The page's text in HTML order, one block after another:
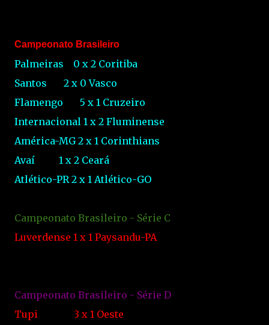
Campeonato Brasileiro
Palmeiras 0 x 2 Coritiba
Santos
2 x 0 Vasco
Flamengo
5 x 1 Cruzeiro
Internacional 1 x 2 Fluminense
América-MG 2 x 1 Corinthians
Avaí
1 x 2 Ceará
Atlético-PR 2 x 1 Atlético-GO
Campeonato Brasileiro - Série C
Luverdense 1 x 1 Paysandu-PA
Campeonato Brasileiro - Série D
Tupi
3 x 1 Oeste